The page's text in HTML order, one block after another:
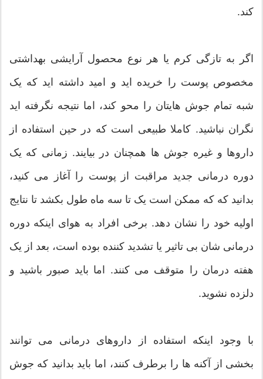
کند.
اگر به تازگی کرم یا هر نوع محصول آرایشی بهداشتی
مخصوص پوست را خریده اید و امید داشته اید که یک
شبه تمام جوش هایتان را محو کند، اما نتیجه نگرفته اید
نگران نباشید. کاملا طبیعی است که در حین استفاده از
داروها و غیره جوش ها همچنان در بیایند. زمانی که یک
دوره درمانی جدید مراقبت از پوست را آغاز می کنید،
بدانید که که ممکن است یک تا سه ماه طول بکشد تا نتایج
اولیه خود را نشان دهد. برخی افراد به هوای اینکه دوره
درمانی شان بی تاثیر یا تشدید کننده بوده است، بعد از یک
هفته درمان را متوقف می کنند. اما باید صبور باشید و
دلزده نشوید.
با وجود اینکه استفاده از داروهای درمانی می توانند
بخشی از آکنه ها را برطرف کنند، اما باید بدانید که جوش